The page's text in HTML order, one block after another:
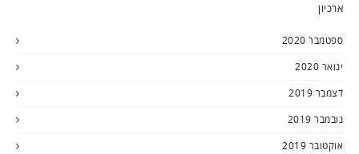
ארכיון
ספטמבר 2020
ינואר 2020
דצמבר 2019
נובמבר 2019
אוקטובר 2019